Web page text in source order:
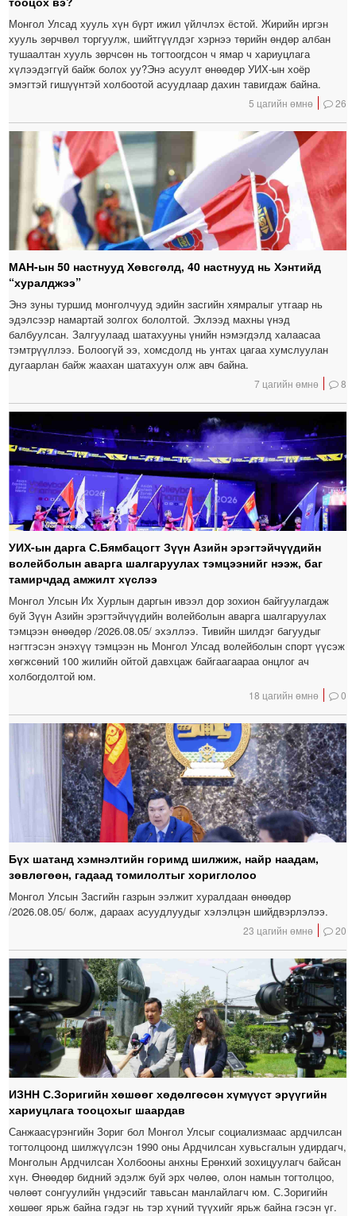
Монгол Улсад хууль хүн бүрт ижил үйлчлэх ёстой. Жирийн иргэн
хууль зөрчвөл торгуулж, шийтгүүлдэг хэрнээ төрийн өндөр албан
тушаалтан хууль зөрчсөн нь тогтоогдсон ч ямар ч хариуцлага
хүлээдэггүй байж болох уу?Энэ асуулт өнөөдөр УИХ-ын хоёр
эмэгтэй гишүүнтэй холбоотой асуудлаар дахин тавигдаж байна.
5 цагийн өмнө 26
МАН-ын 50 настнууд Хөвсгөлд, 40 настнууд нь Хэнтийд
“хуралджээ”
Энэ зуны туршид монголчууд эдийн засгийн хямралыг утгаар нь
эдэлсээр намартай золгох бололтой. Эхлээд махны үнэд
балбуулсан. Залгуулаад шатахууны үнийн нэмэгдэлд халаасаа
тэмтрүүллээ. Болоогүй ээ, хомсдолд нь унтах цагаа хумслуулан
дугаарлан байж жаахан шатахуун олж авч байна.
7 цагийн өмнө 8
УИХ-ын дарга С.Бямбацогт Зүүн Азийн эрэгтэйчүүдийн
волейболын аварга шалгаруулах тэмцээнийг нээж, баг
тамирчдад амжилт хүслээ
Монгол Улсын Их Хурлын даргын ивээл дор зохион байгуулагдаж
буй Зүүн Азийн эрэгтэйчүүдийн волейболын аварга шалгаруулах
тэмцээн өнөөдөр /2026.08.05/ эхэллээ. Тивийн шилдэг багуудыг
нэгтгэсэн энэхүү тэмцээн нь Монгол Улсад волейболын спорт үүсэж
хөгжсөний 100 жилийн ойтой давхцаж байгаагаараа онцлог ач
холбогдолтой юм.
18 цагийн өмнө 0
Бүх шатанд хэмнэлтийн горимд шилжиж, найр наадам,
зөвлөгөөн, гадаад томилолтыг хориглолоо
Монгол Улсын Засгийн газрын ээлжит хуралдаан өнөөдөр
/2026.08.05/ болж, дараах асуудлуудыг хэлэлцэн шийдвэрлэлээ.
23 цагийн өмнө 20
ИЗНН С.Зоригийн хөшөөг хөдөлгөсөн хүмүүст эрүүгийн
хариуцлага тооцохыг шаардав
Санжаасүрэнгийн Зориг бол Монгол Улсыг социализмаас ардчилсан
тогтолцоонд шилжүүлсэн 1990 оны Ардчилсан хувьсгалын удирдагч,
Монголын Ардчилсан Холбооны анхны Ерөнхий зохицуулагч байсан
хүн. Өнөөдөр бидний эдэлж буй эрх чөлөө, олон намын тогтолцоо,
чөлөөт сонгуулийн үндэсийг тавьсан манлайлагч юм. С.Зоригийн
хөшөөг ярьж байна гэдэг нь тэр хүний түүхийг ярьж байна гэсэн үг.